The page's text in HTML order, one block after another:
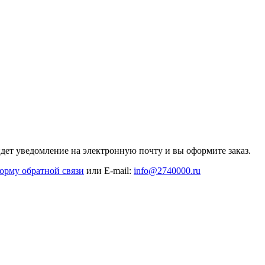
уведомление на электронную почту и вы оформите заказ.
обратной связи или E-mail: info@2740000.ru